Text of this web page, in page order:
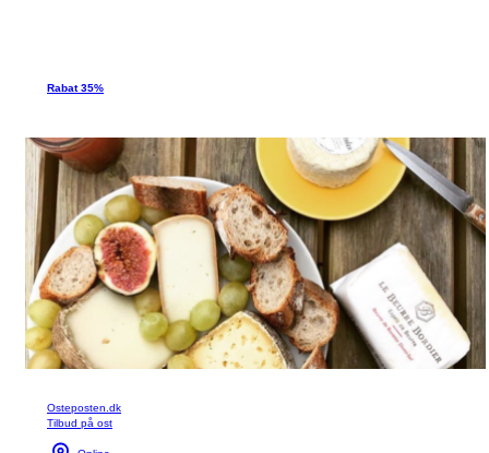
Rabat 35%
Osteposten.dk
Tilbud på ost